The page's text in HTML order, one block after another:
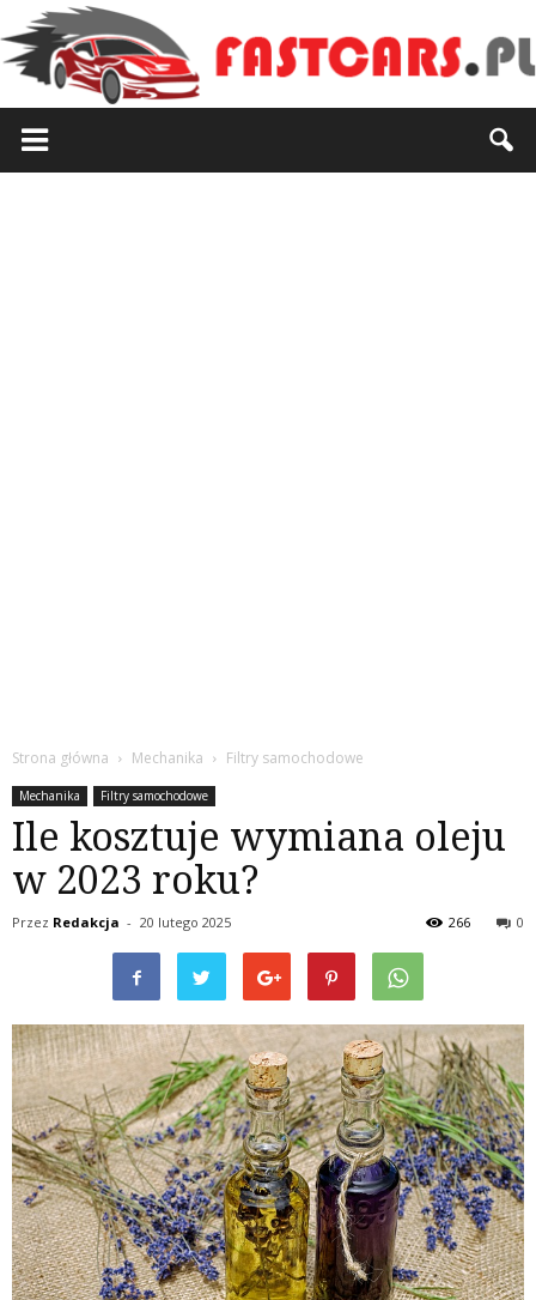
Strona główna Mechanika Filtry samochodowe
Mechanika Filtry samochodowe
Ile kosztuje wymiana oleju
w 2023 roku?
Przez Redakcja - 20 lutego 2025 0
266